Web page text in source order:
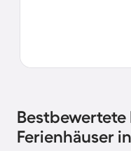
Bestbewertete
Ferienhäuser